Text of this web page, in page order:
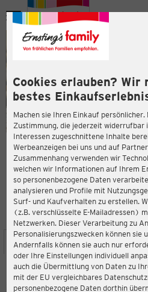
Cookies erlauben?
bestes
Machen sie Ihren Einkauf
Zustimmung, die jederzeit widerrufbar
Interessen zugeschnittene Inhalte
Werbeanzeigen bei uns und auf
Zusammenhang verwenden wir
welchen wir Informationen auf Ihrem
so personenbezogene Daten
analysieren und Profile mit
Surf- und Kaufverhalten zu erstellen.
(z.B. verschlüsselte E-Mailadressen)
Netzwerken. Dieser Verarbeitung zu
Personalisierungszwecken können sie
Andernfalls können sie auch nur
oder Ihre Einstellungen individuell
auch die Übermittlung von Daten zu
mit der EU vergleichbares
personenbezogene Daten dorthin
Menü
ERNSTING'S
Max
4840
4,1
STANDORT SERVICES SORTIMENT
Ernsting's family